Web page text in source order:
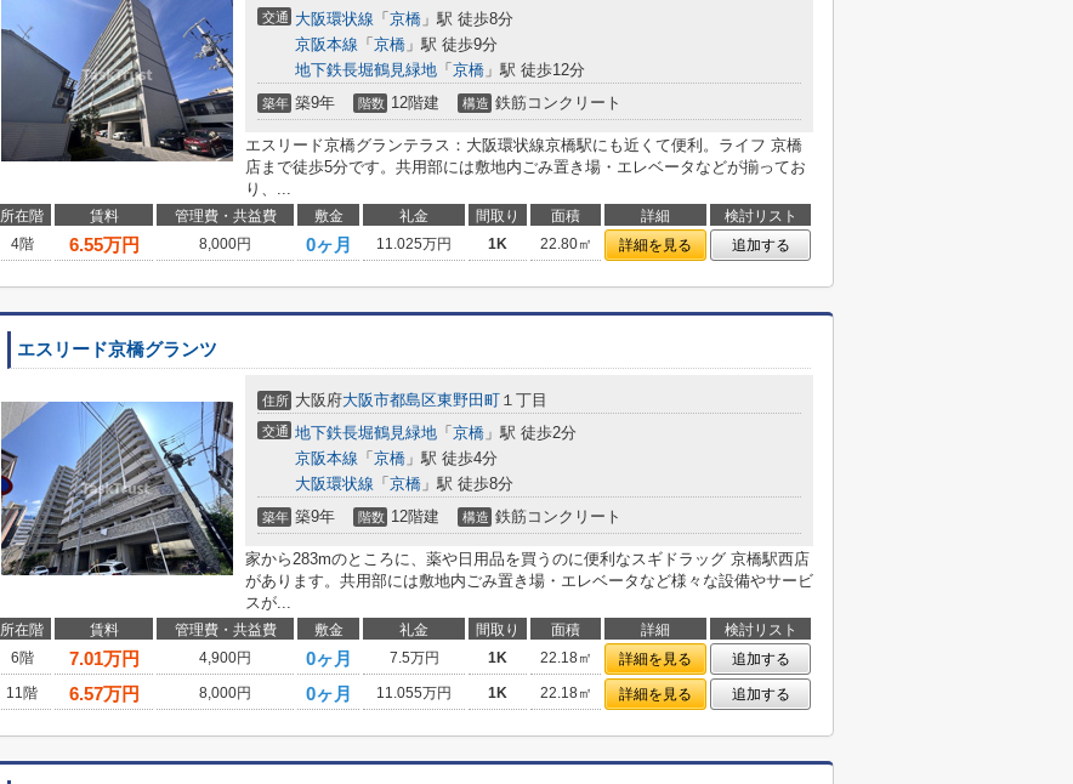
交通 大阪環状線 「 京橋 」駅 徒歩8分
京阪本線 「 京橋 」駅 徒歩9分
地下鉄長堀鶴見緑地 「 京橋 」駅 徒歩12分
築年 築9年 階数 12階建 構造 鉄筋コンクリート
エスリード京橋グランテラス：大阪環状線京橋駅にも近くて便利。ライフ 京橋
店まで徒歩5分です。共用部には敷地内ごみ置き場・エレベータなどが揃ってお
り、...
所在階 賃料 管理費・共益費 敷金 礼金 間取り 面積 詳細
検討リスト
4階
6.55万円 8,000円 0ヶ月 11.025万円 1K 22.80㎡ 詳細を見る 追加する
エスリード京橋グランツ
住所 大阪府大阪市都島区東野田町 １丁目
交通 地下鉄長堀鶴見緑地 「 京橋 」駅 徒歩2分
京阪本線 「 京橋 」駅 徒歩4分
大阪環状線 「 京橋 」駅 徒歩8分
築年 築9年 階数 12階建 構造 鉄筋コンクリート
家から283mのところに、薬や日用品を買うのに便利なスギドラッグ 京橋駅西店
があります。共用部には敷地内ごみ置き場・エレベータなど様々な設備やサービ
スが...
所在階 賃料 管理費・共益費 敷金 礼金 間取り 面積 詳細
検討リスト
6階
7.01万円 4,900円 0ヶ月 7.5万円 1K 22.18㎡ 詳細を見る
追加する
11階
6.57万円 8,000円 0ヶ月 11.055万円 1K 22.18㎡ 詳細を見る 追加する